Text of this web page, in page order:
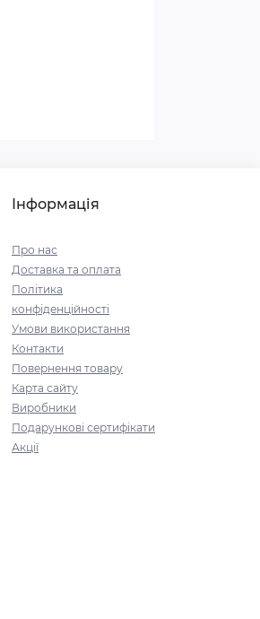
Інформація
Про нас
Доставка та оплата
Політика
конфіденційності
Умови використання
Контакти
Повернення товару
Карта сайту
Виробники
Подарункові сертифікати
Акції